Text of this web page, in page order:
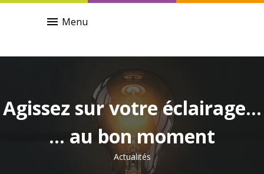
menu Menu
Agissez sur votre éclairage…
… au bon moment
Actualités